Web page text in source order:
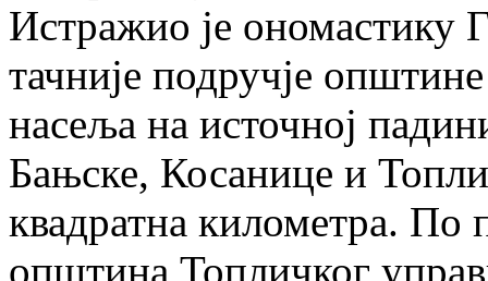
Истражио је ономастику
тачније подручје
насеља на источној
Бањске, Косанице и
квадратна километра. По
општина Топличког